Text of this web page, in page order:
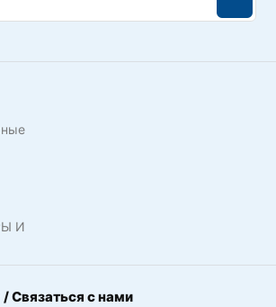
И
Связаться с нами